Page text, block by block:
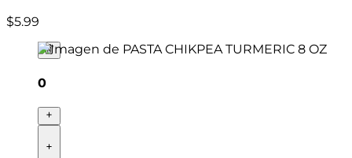
$5.99
0